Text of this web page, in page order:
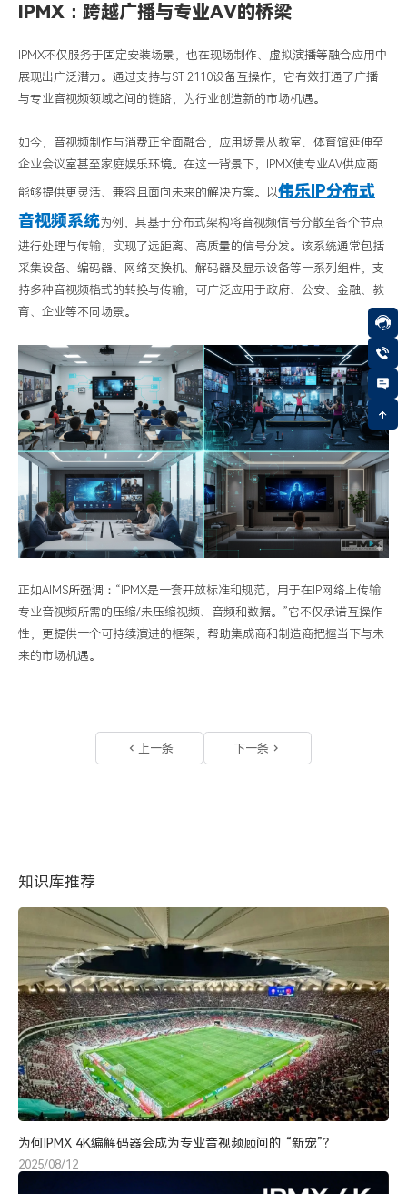
IPMX：跨越广播与专业AV的桥梁
IPMX不仅服务于固定安装场景，也在现场制作、虚拟演播等融合应用中
展现出广泛潜力。通过支持与ST 2110设备互操作，它有效打通了广播
与专业音视频领域之间的链路，为行业创造新的市场机遇。
如今，音视频制作与消费正全面融合，应用场景从教室、体育馆延伸至
企业会议室甚至家庭娱乐环境。在这一背景下，
IPMX使专业AV供应商
能够提供更灵活、兼容且面向未来的解决方案。以伟乐 IP分布式
音视频系统为例，其基于分布式架构将音视频信号分散至各个节点
进行处理与传输，实现了远距离、高质量的信号分发。该系统通常包括
采集设备、编码器、网络交换机、解码器及显示设备等一系列组件，支
持多种音视频格式的转换与传输，可广泛应用于政府、公安、金融、教
育、企业等不同场景。
正如AIMS所强调：“IPMX是一套开放标准和规范，用于在IP网络上传输
专业音视频所需的压缩/未压缩视频、音频和数据。”它不仅承诺互操作
性，更提供一个可持续演进的框架，帮助集成商和制造商把握当下与未
来的市场机遇。
上一条 下一条
知识库推荐
为何IPMX 4K编解码器会成为专业音视频顾问的 “新宠”？
2025/08/12